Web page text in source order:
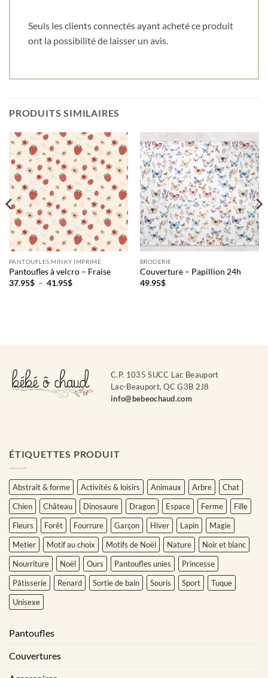
Seuls les clients connectés ayant acheté ce produit
ont la possibilité de laisser un avis.
PRODUITS SIMILAIRES
PANTOUFLES MINKY IMPRIMÉ
Pantoufles à velcro – Fraise
37.95$ – 41.95$Plage
BRODERIE
Couverture – Papillion 24h
49.95$
C.P. 1035 SUCC Lac Beauport
Lac-Beauport, QC G3B 2J8
info@bebeochaud.com
ÉTIQUETTES PRODUIT
Abstrait & forme Activités & loisirs Animaux Arbre
Chat
Chien
Château Dinosaure Dragon Espace Ferme
Fille
Fleurs
Forêt Fourrure Garçon Hiver Lapin
Magie
Metier
Motif au choix Motifs de Noël Nature
Noir et blanc
Nourriture
Noël Ours Pantoufles unies
Princesse
Pâtisserie
Renard Sortie de bain Souris Sport
Tuque
Unisexe
Pantoufles
Couvertures